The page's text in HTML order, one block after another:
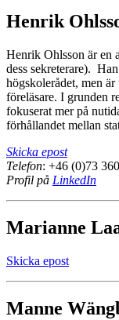
Henrik
Henrik Ohlsson är en
dess sekreterare).
högskolerådet, men
föreläsare. I grunden
fokuserat mer på
förhållandet mellan
Skicka epost
Telefon: +46 (0)73
Profil på LinkedIn
Marianne
Skicka epost
Manne